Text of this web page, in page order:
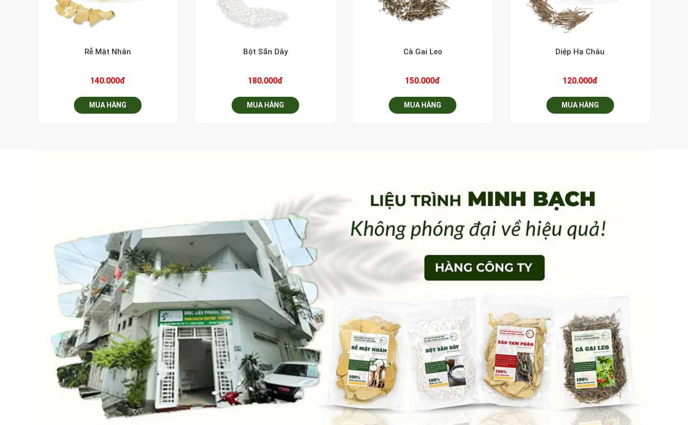
Rễ Mật Nhân
140.000đ
MUA HÀNG
Bột Sắn Dây
180.000đ
MUA HÀNG
Cà Gai Leo
150.000đ
MUA HÀNG
Diệp Hạ Châu
120.000đ
MUA HÀNG